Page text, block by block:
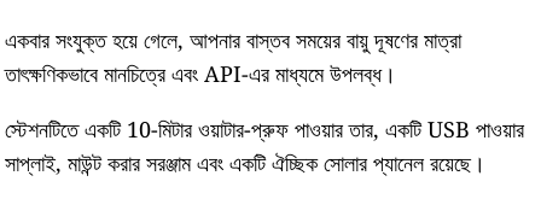
একবার সংযুক্ত হয়ে গেলে, আপনার বাস্তব সময়ের বায়ু দূষণের মাত্রা
তাৎক্ষণিকভাবে মানচিত্রে এবং API-এর মাধ্যমে উপলব্ধ।
স্টেশনটিতে একটি 10-মিটার ওয়াটার-প্রুফ পাওয়ার তার, একটি USB পাওয়ার
সাপ্লাই, মাউন্ট করার সরঞ্জাম এবং একটি ঐচ্ছিক সোলার প্যানেল রয়েছে।